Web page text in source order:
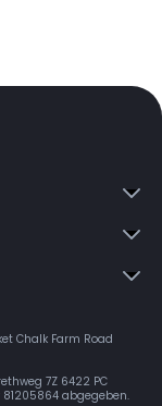
Chalk Farm Road
7Z 6422 PC
abgegeben.